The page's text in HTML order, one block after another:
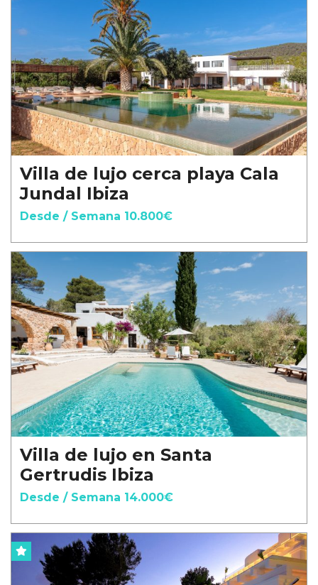
Villa de lujo cerca playa Cala
Jundal Ibiza
Desde / Semana 10.800€
Villa de lujo en Santa
Gertrudis Ibiza
Desde / Semana 14.000€